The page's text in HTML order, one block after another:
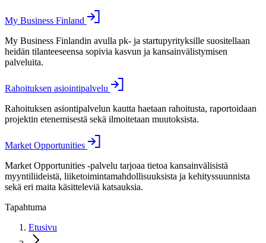
My Business Finland
My Business Finlandin avulla pk- ja startupyrityksille suositellaan
heidän tilanteeseensa sopivia kasvun ja kansainvälistymisen
palveluita.
Rahoituksen asiointipalvelu
Rahoituksen asiontipalvelun kautta haetaan rahoitusta, raportoidaan
projektin etenemisestä sekä ilmoitetaan muutoksista.
Market Opportunities
Market Opportunities -palvelu tarjoaa tietoa kansainvälisistä
myyntiliideistä, liiketoimintamahdollisuuksista ja kehityssuunnista
sekä eri maita käsitteleviä katsauksia.
Tapahtuma
Etusivu